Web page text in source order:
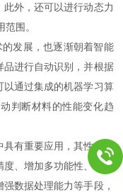
外，还可以进行动态力
围。
发展，也逐渐朝着智能
品进行自动识别，并根据
以通过集成的机器学习算
判断材料的性能变化趋
有重要应用，其性能直
、增加多功能性、实现
数据处理能力等手段，